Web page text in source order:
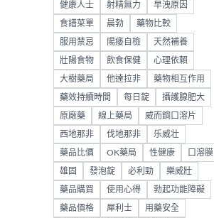
健康人士 射精無力 早洩原因
食譜菜單 晨勃 藥物比較
服用禁忌 陽痿自檢 天然補養
壯陽食物 飲食保健 心理依賴
大樹藥局 他達拉非 藥物相互作用
藥效持續時間 每日錠 攝護腺肥大
原廠藥 線上藥局 威而鋼口溶片
西地那非 伐地那非 乐威壮
藥品比價 OK藥局 性健康 口溶膜
雄固 發泡錠 必利勁 樂威壯
藥品購買 使用心得 勃起功能障礙
藥品價格 犀利士 用藥安全